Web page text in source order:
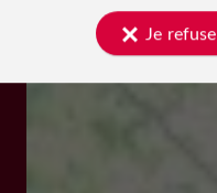
Je refuse